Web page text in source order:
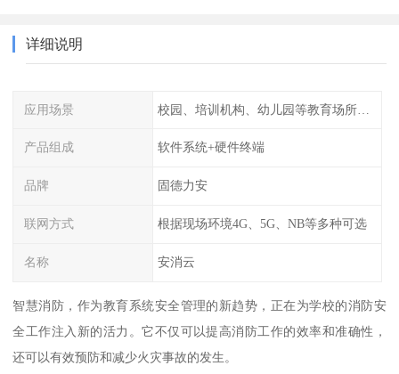
详细说明
应用场景 校园、培训机构、幼儿园等教育场所人员密集场所消防安全监控管理系统
产品组成 软件系统+硬件终端
品牌 固德力安
联网方式 根据现场环境4G、5G、NB等多种可选
名称 安消云
智慧消防，作为教育系统安全管理的新趋势，正在为学校的消防安
全工作注入新的活力。它不仅可以提高消防工作的效率和准确性，
还可以有效预防和减少火灾事故的发生。